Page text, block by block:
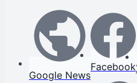
Google News
Facebook